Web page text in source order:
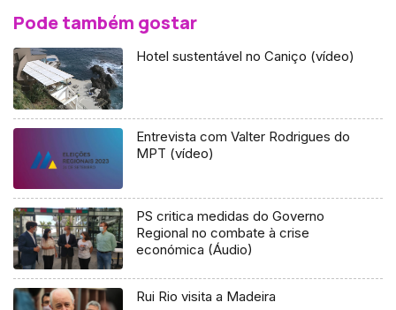
Pode também gostar
Hotel sustentável no Caniço (vídeo)
Entrevista com Valter Rodrigues do
MPT (vídeo)
PS critica medidas do Governo
Regional no combate à crise
económica (Áudio)
Rui Rio visita a Madeira